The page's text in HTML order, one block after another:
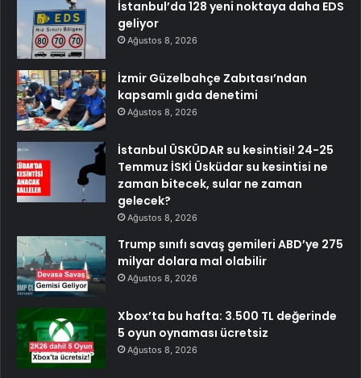
İstanbul’da 128 yeni noktaya daha EDS
geliyor
Ağustos 8, 2026
İzmir Güzelbahçe Zabıtası’ndan
kapsamlı gıda denetimi
Ağustos 8, 2026
İstanbul ÜSKÜDAR su kesintisi! 24-25
Temmuz İSKİ Üsküdar su kesintisi ne
zaman bitecek, sular ne zaman
gelecek?
Ağustos 8, 2026
Trump sınıfı savaş gemileri ABD’ye 275
milyar dolara mal olabilir
Ağustos 8, 2026
Xbox’ta bu hafta: 3.500 TL değerinde
5 oyun oynaması ücretsiz
Ağustos 8, 2026